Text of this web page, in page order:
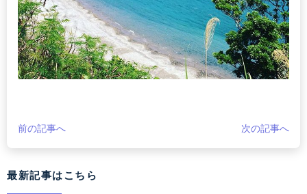
前の記事へ 次の記事へ
最新記事はこちら